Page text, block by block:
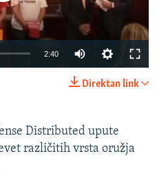
2:40
Direktan link
Distributed upute
različitih vrsta oružja